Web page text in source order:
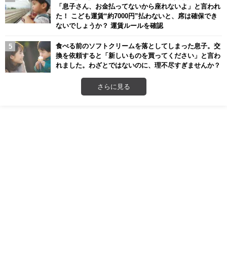
「息子さん、お金払ってないから座れないよ」と言われ
た！ こども運賃“約7000円”払わないと、席は確保でき
ないでしょうか？ 運賃ルールを確認
食べる前のソフトクリームを落としてしまった息子。交
換を依頼すると「新しいものを買ってください」と言わ
れました。わざとではないのに、理不尽すぎませんか？
さらに見る